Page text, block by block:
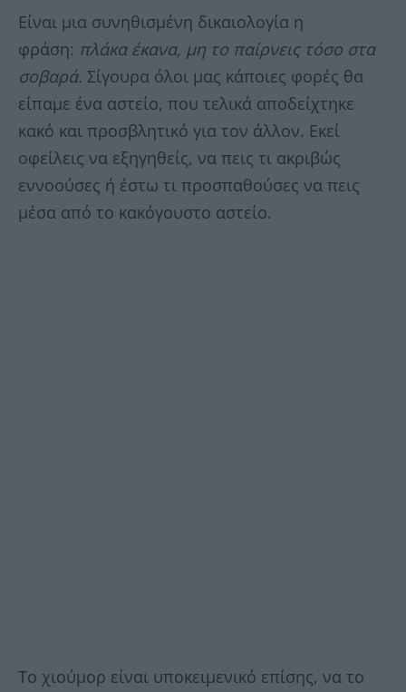
Είναι μια συνηθισμένη δικαιολογία η
φράση: πλάκα έκανα, μη το παίρνεις τόσο στα
σοβαρά. Σίγουρα όλοι μας κάποιες φορές θα
είπαμε ένα αστείο, που τελικά αποδείχτηκε
κακό και προσβλητικό για τον άλλον. Εκεί
οφείλεις να εξηγηθείς, να πεις τι ακριβώς
εννοούσες ή έστω τι προσπαθούσες να πεις
μέσα από το κακόγουστο αστείο.
Το χιούμορ είναι υποκειμενικό επίσης, να το